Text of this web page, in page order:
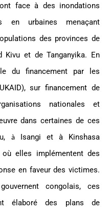
face à des inondations
en urbaines menaçant
des provinces de
Kivu et de Tanganyika. En
du financement par les
sur financement de
nationales et
dans certaines de ces
àIsangi et à Kinshasa
où elles implémentent des
en faveur des victimes.
congolais, ces
élaboré des plans de